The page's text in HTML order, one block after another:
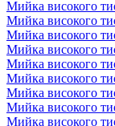
Мийка високого
Мийка високого
Мийка високого
Мийка високого
Мийка високого
Мийка високого
Мийка високого
Мийка високого
Мийка високого